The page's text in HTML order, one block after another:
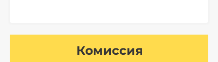
Комиссия